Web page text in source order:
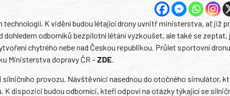
K vidění budou létající drony uvnitř ministerstva, ať již
odborníků bezpilotní létání vyzkoušet, ale také se zeptat,
chytrého nebe nad Českou republikou. Průlet sportovní dronu
Ministerstva dopravy ČR – ZDE.
provozu. Návštěvníci nasednou do otočného simulátor,
dispozici budou odborníci, kteří odpoví na otázky týkající se